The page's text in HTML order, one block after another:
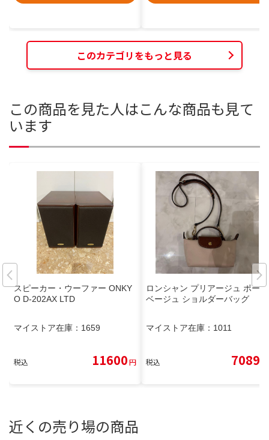
このカテゴリをもっと見る
この商品を見た人はこんな商品も見て
います
スピーカー・ウーファー ONKY
O D-202AX LTD
マイストア在庫： 1659
税込 11600円
ロンシャン プリアージュ ポーチ
ベージュ ショルダーバッグ
マイストア在庫： 1011
税込 7089
近くの売り場の商品